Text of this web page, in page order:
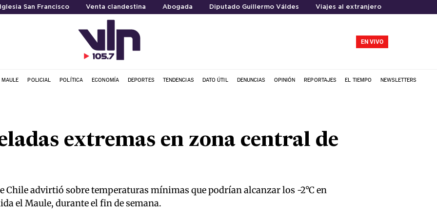
San Francisco Venta clandestina Abogada Diputado Guillermo Váldes Viajes al extranjero
EN VIVO
MAULE POLICIAL POLÍTICA ECONOMÍA DEPORTES TENDENCIAS DATO ÚTIL DENUNCIAS OPINIÓN REPORTAJES EL TIEMPO NEWSLETTERS
extremas en zona central de
Chile advirtió sobre temperaturas mínimas que podrían alcanzar los -2°C en
el Maule, durante el fin de semana.